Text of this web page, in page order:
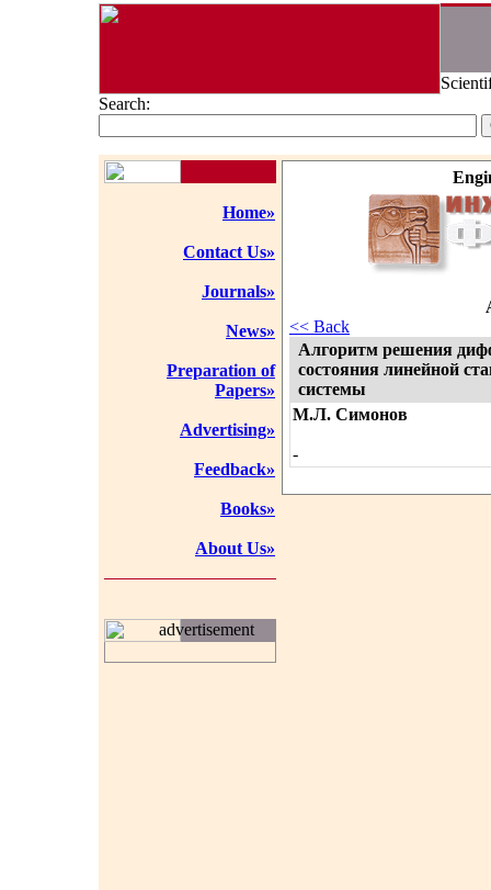
Search:
Home»
Contact Us»
Journals»
News»
Preparation of
Papers»
Advertising»
Feedback»
Books»
About Us»
advertisement
<< Back
Алгоритм решения
состояния линейной
системы
М.Л. Симонов
-